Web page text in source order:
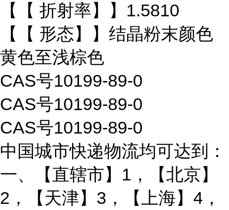
【【 折射率】】1.5810
【【 形态】】结晶粉末颜色
黄色至浅棕色
CAS号10199-89-0
CAS号10199-89-0
CAS号10199-89-0
中国城市快递物流均可达到：
一、【直辖市】1，【北京】
2，【天津】3，【上海】4，